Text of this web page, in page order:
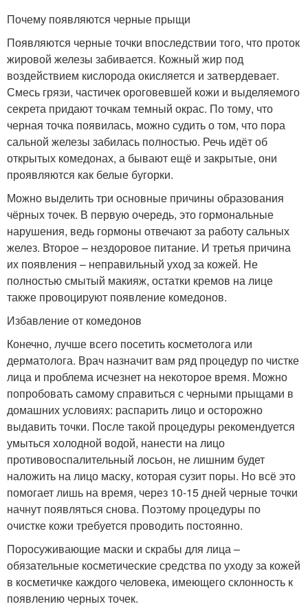
Почему появляются черные прыщи
Появляются черные точки впоследствии того, что проток
жировой железы забивается. Кожный жир под
воздействием кислорода окисляется и затвердевает.
Смесь грязи, частичек ороговевшей кожи и выделяемого
секрета придают точкам темный окрас. По тому, что
черная точка появилась, можно судить о том, что пора
сальной железы забилась полностью. Речь идёт об
открытых комедонах, а бывают ещё и закрытые, они
проявляются как белые бугорки.
Можно выделить три основные причины образования
чёрных точек. В первую очередь, это гормональные
нарушения, ведь гормоны отвечают за работу сальных
желез. Второе – нездоровое питание. И третья причина
их появления – неправильный уход за кожей. Не
полностью смытый макияж, остатки кремов на лице
также провоцируют появление комедонов.
Избавление от комедонов
Конечно, лучше всего посетить косметолога или
дерматолога. Врач назначит вам ряд процедур по чистке
лица и проблема исчезнет на некоторое время. Можно
попробовать самому справиться с черными прыщами в
домашних условиях: распарить лицо и осторожно
выдавить точки. После такой процедуры рекомендуется
умыться холодной водой, нанести на лицо
противовоспалительный лосьон, не лишним будет
наложить на лицо маску, которая сузит поры. Но всё это
помогает лишь на время, через 10-15 дней черные точки
начнут появляться снова. Поэтому процедуры по
очистке кожи требуется проводить постоянно.
Поросуживающие маски и скрабы для лица –
обязательные косметические средства по уходу за кожей
в косметичке каждого человека, имеющего склонность к
появлению черных точек.